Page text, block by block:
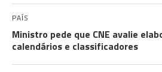
PAÍS
Ministro pede que CNE avalie
calendários e classificadores